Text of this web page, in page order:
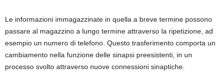
Le informazioni immagazzinate in quella a breve termine possono
passare al magazzino a lungo termine attraverso la ripetizione, ad
esempio un numero di telefono. Questo trasferimento comporta un
cambiamento nella funzione delle sinapsi preesistenti, in un
processo svolto attraverso nuove connessioni sinaptiche.